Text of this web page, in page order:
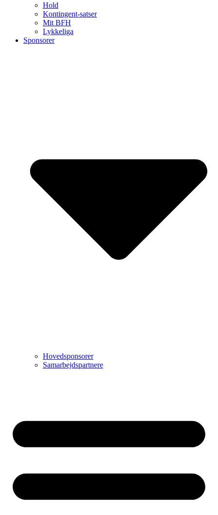
Hold
Kontingent-satser
Mit BFH
Lykkeliga
Sponsorer
Hovedsponsorer
Samarbejdspartnere